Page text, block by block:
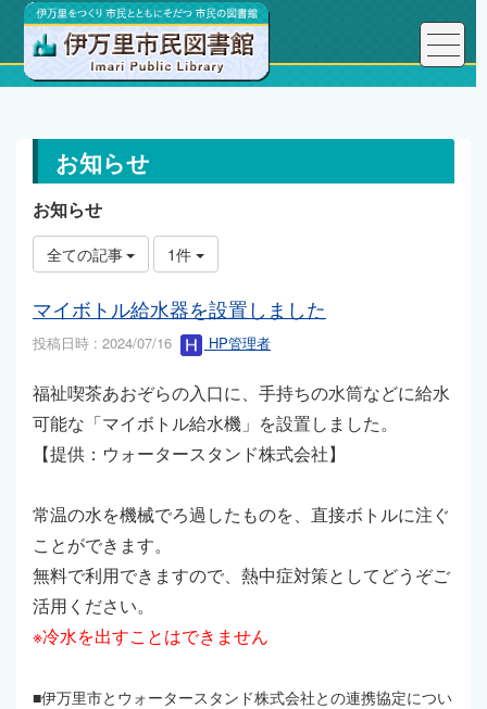
トップページ お知らせ
お知らせ
お知らせ
全ての記事 1件
マイボトル給水器を設置しました
投稿日時 : 2024/07/16 HP管理者
福祉喫茶あおぞらの入口に、手持ちの水筒などに給水
可能な「マイボトル給水機」を設置しました。
【提供：ウォータースタンド株式会社】
常温の水を機械でろ過したものを、直接ボトルに注ぐ
ことができます。
無料で利用できますので、熱中症対策としてどうぞご
活用ください。
※冷水を出すことはできません
■伊万里市とウォータースタンド株式会社との連携協定につい